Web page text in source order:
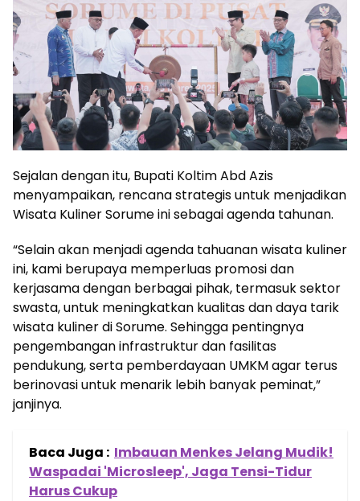
Sejalan dengan itu, Bupati Koltim Abd Azis
menyampaikan, rencana strategis untuk menjadikan
Wisata Kuliner Sorume ini sebagai agenda tahunan.
“Selain akan menjadi agenda tahuanan wisata kuliner
ini, kami berupaya memperluas promosi dan
kerjasama dengan berbagai pihak, termasuk sektor
swasta, untuk meningkatkan kualitas dan daya tarik
wisata kuliner di Sorume. Sehingga pentingnya
pengembangan infrastruktur dan fasilitas
pendukung, serta pemberdayaan UMKM agar terus
berinovasi untuk menarik lebih banyak peminat,”
janjinya.
Baca Juga : Imbauan Menkes Jelang Mudik!
Waspadai 'Microsleep', Jaga Tensi-Tidur
Harus Cukup